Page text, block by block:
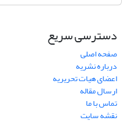
دسترسی سریع
صفحه اصلی
درباره نشریه
اعضای هیات تحریریه
ارسال مقاله
تماس با ما
نقشه سایت